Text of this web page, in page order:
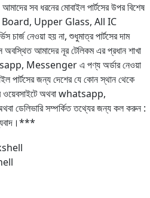
সব ধরনের মোবাইল পার্টসের উপর বিশেষ
Board, Upper Glass, All IC
নেওয়া হয় না, শুধুমাত্র পার্টসের দাম
অবস্থিত আমাদের নূর টেলিকম এর প্রধান শাখা
Messenger এ পণ্য অর্ডার নেওয়া
পার্টসের জন্য দেশের যে কোন স্থান থেকে
ওয়েবসাইটে অথবা whatsapp,
ডেলিভারি সম্পর্কিত তথ্যের জন্য কল করুন :